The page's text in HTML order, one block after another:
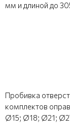
мм и длиной до
Пробивка
комплектов
Ø15; Ø18; Ø21;